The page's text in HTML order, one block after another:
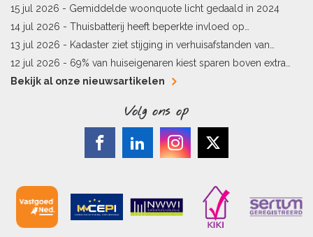
vergunningen
15 jul 2026 - Gemiddelde woonquote licht gedaald in 2024
14 jul 2026 - Thuisbatterij heeft beperkte invloed op
energielabel
13 jul 2026 - Kadaster ziet stijging in verhuisafstanden van
kopers
12 jul 2026 - 69% van huiseigenaren kiest sparen boven extra
hypotheekaflossing
Bekijk al onze nieuwsartikelen
Volg ons op